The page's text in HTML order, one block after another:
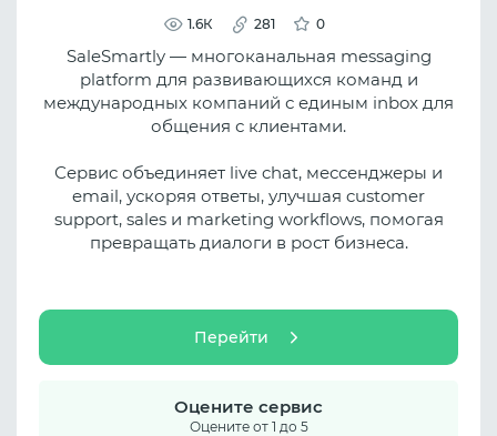
1.6К 281 0
SaleSmartly — многоканальная messaging
platform для развивающихся команд и
международных компаний с единым inbox для
общения с клиентами.
Сервис объединяет live chat, мессенджеры и
email, ускоряя ответы, улучшая customer
support, sales и marketing workflows, помогая
превращать диалоги в рост бизнеса.
Перейти
Оцените сервис
Оцените от 1 до 5